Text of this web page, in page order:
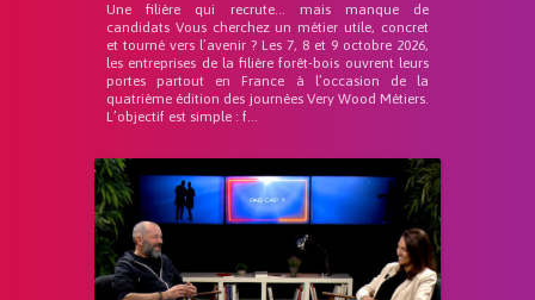
Une filière qui recrute… mais manque de
candidats Vous cherchez un métier utile, concret
et tourné vers l’avenir ? Les 7, 8 et 9 octobre 2026,
les entreprises de la filière forêt-bois ouvrent leurs
portes partout en France à l’occasion de la
quatrième édition des journées Very Wood Métiers.
L’objectif est simple : f...